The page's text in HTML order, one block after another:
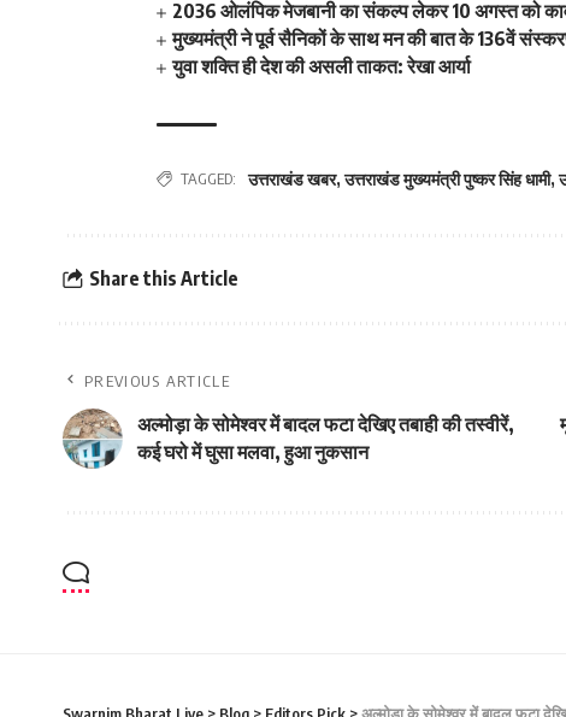
2036 ओलंपिक मेजबानी का संकल्प लेकर 10 अगस्त को
मुख्यमंत्री ने पूर्व सैनिकों के साथ मन की बात के 136वें
युवा शक्ति ही देश की असली ताकत: रेखा आर्या
TAGGED: उत्तराखंड खबर,उत्तराखंड मुख्यमंत्री पुष्कर सिंह धामी,
Share this Article
PREVIOUS ARTICLE
अल्मोड़ा के सोमेश्वर में बादल फटा देखिए तबाही की तस्वीरें,
कई घरो में घुसा मलवा, हुआ नुकसान